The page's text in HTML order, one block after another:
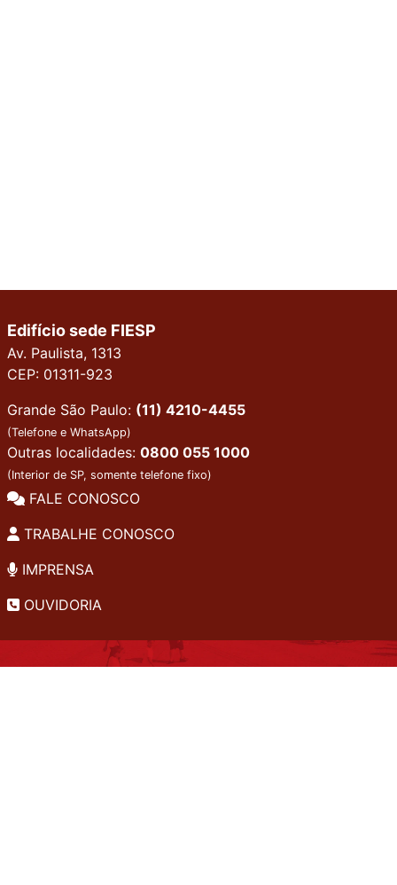
Edifício sede FIESP
Av. Paulista, 1313
CEP: 01311-923
Grande São Paulo: (11) 4210-4455
(Telefone e WhatsApp)
Outras localidades: 0800 055 1000
(Interior de SP, somente telefone fixo)
FALE CONOSCO
TRABALHE CONOSCO
IMPRENSA
OUVIDORIA